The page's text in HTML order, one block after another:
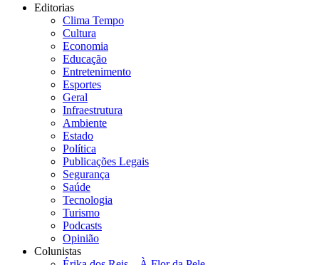
Editorias
Clima Tempo
Cultura
Economia
Educação
Entretenimento
Esportes
Geral
Infraestrutura
Ambiente
Estado
Política
Publicações Legais
Segurança
Saúde
Tecnologia
Turismo
Podcasts
Opinião
Colunistas